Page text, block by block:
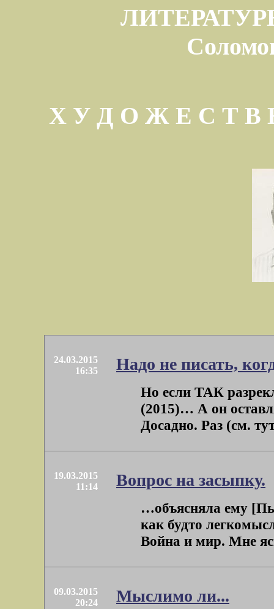
Х У Д О Ж Е С Т
24.03.2015
16:35
Надо не писать,
Но если ТАК
(2015)… А он
Досадно. Раз (см.
19.03.2015
11:14
Вопрос на засыпку.
…объясняла ему
как будто
Война и мир. Мне
09.03.2015
20:24
Мыслимо ли...